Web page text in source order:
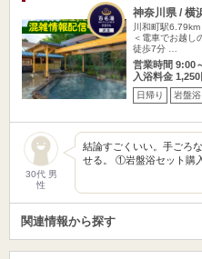
神奈川県 / 横
川和町駅6.79km
＜電車でお越し
徒歩7分 …
営業時間 9:00
入浴料金 1,250
日帰り 岩盤浴
30代 男
性
結論すごくいい。手ごろ
せる。 ①岩盤浴セット購
関連情報から探す